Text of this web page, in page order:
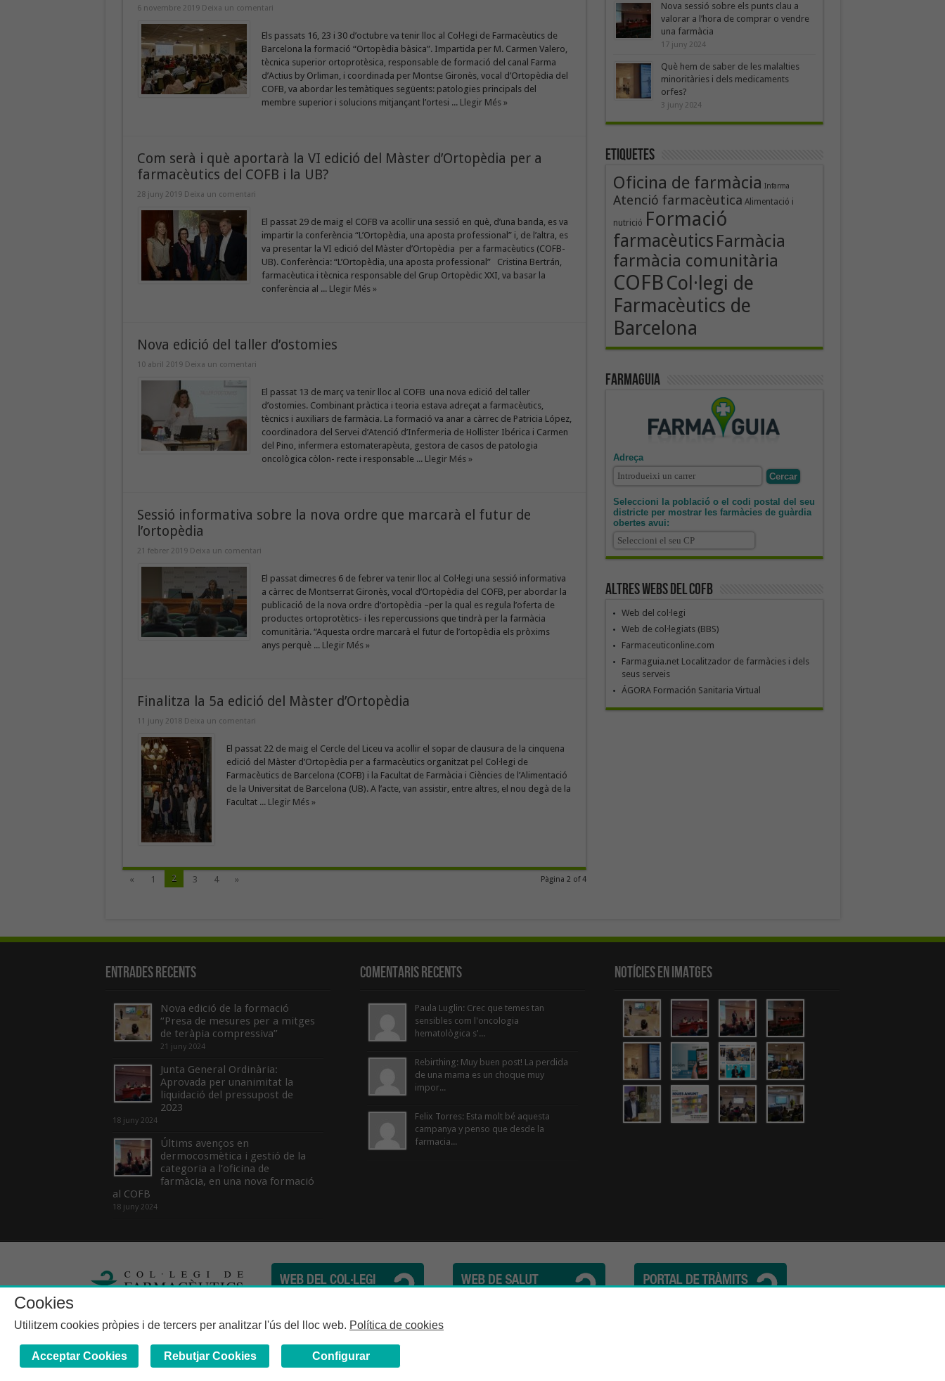
6 novembre 2019 Deixa un comentari
Els passats 16, 23 i 30 d’octubre va tenir lloc al Col·legi de Farmacèutics de
Barcelona la formació “Ortopèdia bàsica”. Impartida per M. Carmen Valero,
tècnica superior ortoprotèsica, responsable de formació del canal Farma
d’Actius by Orliman, i coordinada per Montse Gironès, vocal d’Ortopèdia del
COFB, va abordar les temàtiques següents: patologies principals del
membre superior i solucions mitjançant l’ortesi ... Llegir Més »
Com serà i què aportarà la VI edició del Màster d’Ortopèdia per a
farmacèutics del COFB i la UB?
28 juny 2019 Deixa un comentari
El passat 29 de maig el COFB va acollir una sessió en què, d’una banda, es va
impartir la conferència “L’Ortopèdia, una aposta professional” i, de l’altra, es
va presentar la VI edició del Màster d’Ortopèdia per a farmacèutics (COFB-
UB). Conferència: “L’Ortopèdia, una aposta professional” Cristina Bertrán,
farmacèutica i tècnica responsable del Grup Ortopèdic XXI, va basar la
conferència al ... Llegir Més »
Nova edició del taller d’ostomies
10 abril 2019 Deixa un comentari
El passat 13 de març va tenir lloc al COFB una nova edició del taller
d’ostomies. Combinant pràctica i teoria estava adreçat a farmacèutics,
tècnics i auxiliars de farmàcia. La formació va anar a càrrec de Patricia López,
coordinadora del Servei d’Atenció d’Infermeria de Hollister Ibérica i Carmen
del Pino, infermera estomaterapèuta, gestora de casos de patologia
oncològica còlon- recte i responsable ... Llegir Més »
Sessió informativa sobre la nova ordre que marcarà el futur de
l’ortopèdia
21 febrer 2019 Deixa un comentari
El passat dimecres 6 de febrer va tenir lloc al Col·legi una sessió informativa
a càrrec de Montserrat Gironès, vocal d’Ortopèdia del COFB, per abordar la
publicació de la nova ordre d’ortopèdia –per la qual es regula l’oferta de
productes ortoprotètics- i les repercussions que tindrà per la farmàcia
comunitària. “Aquesta ordre marcarà el futur de l’ortopèdia els pròxims
anys perquè ... Llegir Més »
Finalitza la 5a edició del Màster d’Ortopèdia
11 juny 2018 Deixa un comentari
El passat 22 de maig el Cercle del Liceu va acollir el sopar de clausura de la cinquena
edició del Màster d’Ortopèdia per a farmacèutics organitzat pel Col·legi de
Farmacèutics de Barcelona (COFB) i la Facultat de Farmàcia i Ciències de l’Alimentació
de la Universitat de Barcelona (UB). A l’acte, van assistir, entre altres, el nou degà de la
Facultat ... Llegir Més »
Pàgina 2 of 4
« 1 2 3 4 »
Nova sessió sobre els punts clau a
valorar a l’hora de comprar o vendre
una farmàcia
17 juny 2024
Què hem de saber de les malalties
minoritàries i dels medicaments
orfes?
3 juny 2024
Etiquetes
Oficina de farmàcia Infarma
Atenció farmacèutica Alimentació i
nutrició Formació
farmacèutics Farmàcia
farmàcia comunitària
COFBCol·legi de
Farmacèutics de
Barcelona
Farmaguia
Adreça
Seleccioni la població o el codi postal del seu
districte per mostrar les farmàcies de guàrdia
obertes avui:
Altres webs del COFB
Web del col·legi
Web de col·legiats (BBS)
Farmaceuticonline.com
Farmaguia.net Localitzador de farmàcies i dels
seus serveis
ÁGORA Formación Sanitaria Virtual
Entrades recents
Nova edició de la formació
“Presa de mesures per a mitges
de teràpia compressiva”
21 juny 2024
Junta General Ordinària:
Aprovada per unanimitat la
liquidació del pressupost de
2023
18 juny 2024
Últims avenços en
dermocosmètica i gestió de la
categoria a l’oficina de
farmàcia, en una nova formació
al COFB
18 juny 2024
Comentaris Recents
Paula Luglin: Crec que temes tan
sensibles com l'oncologia
hematològica s'...
Rebirthing: Muy buen post! La perdida
de una mama es un choque muy
impor...
Felix Torres: Esta molt bé aquesta
campanya y penso que desde la
farmacia...
Notícies en Imatges
Col·legi de Farmacèutics de la Província de Barcelona | C. Girona, n° 64-66 - 08009 Barcelona | Tel. (34) 932 44 07 10
Cookies
Utilitzem cookies pròpies i de tercers per analitzar l'ús del lloc web. Política de cookies
Acceptar Cookies Rebutjar Cookies Configurar